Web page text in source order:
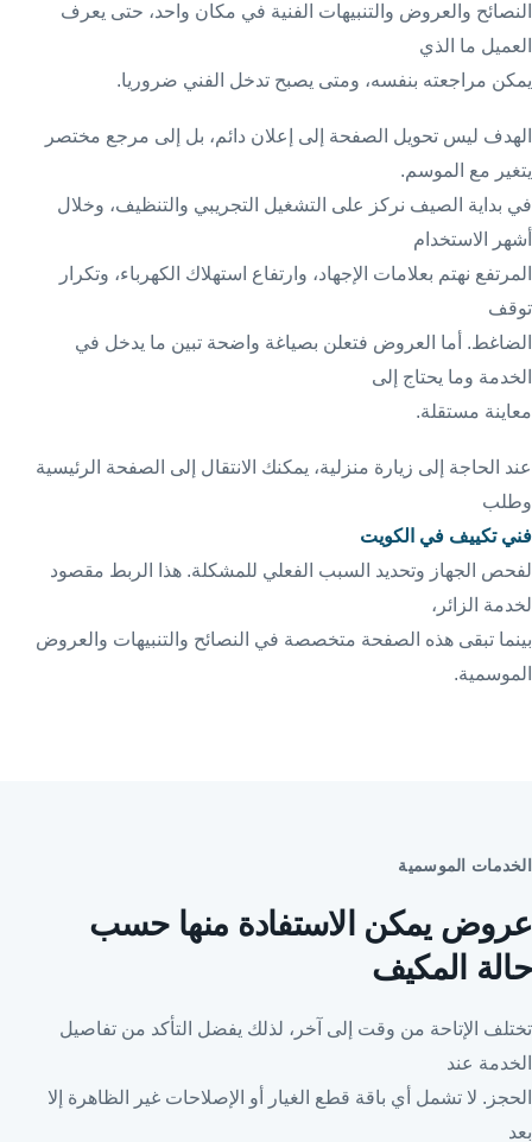
النصائح والعروض والتنبيهات الفنية في مكان واحد، حتى يعرف
العميل ما الذي
يمكن مراجعته بنفسه، ومتى يصبح تدخل الفني ضروريا.
الهدف ليس تحويل الصفحة إلى إعلان دائم، بل إلى مرجع مختصر
يتغير مع الموسم.
في بداية الصيف نركز على التشغيل التجريبي والتنظيف، وخلال
أشهر الاستخدام
المرتفع نهتم بعلامات الإجهاد، وارتفاع استهلاك الكهرباء، وتكرار
توقف
الضاغط. أما العروض فتعلن بصياغة واضحة تبين ما يدخل في
الخدمة وما يحتاج إلى
معاينة مستقلة.
عند الحاجة إلى زيارة منزلية، يمكنك الانتقال إلى الصفحة الرئيسية
وطلب
فني تكييف في الكويت
لفحص الجهاز وتحديد السبب الفعلي للمشكلة. هذا الربط مقصود
لخدمة الزائر،
بينما تبقى هذه الصفحة متخصصة في النصائح والتنبيهات والعروض
الموسمية.
الخدمات الموسمية
عروض يمكن الاستفادة منها حسب
حالة المكيف
تختلف الإتاحة من وقت إلى آخر، لذلك يفضل التأكد من تفاصيل
الخدمة عند
الحجز. لا تشمل أي باقة قطع الغيار أو الإصلاحات غير الظاهرة إلا
بعد